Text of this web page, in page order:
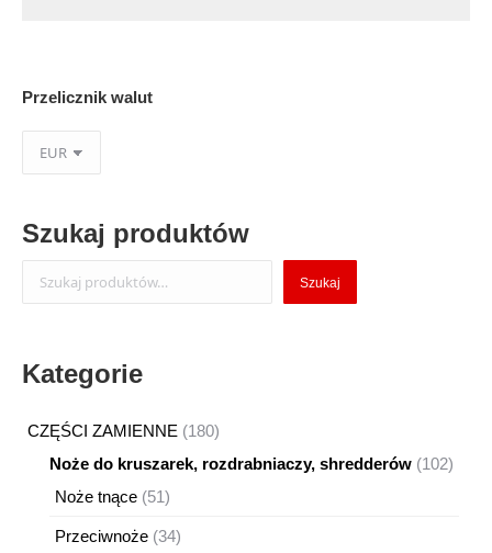
Przelicznik walut
Szukaj produktów
Szukaj
Kategorie
CZĘŚCI ZAMIENNE 180180
produktów
Noże do kruszarek, rozdrabniaczy, shredderów 102102
Noże tnące 5151
Przeciwnoże 3434